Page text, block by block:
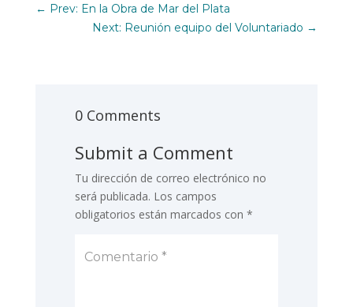
← Prev: En la Obra de Mar del Plata
Next: Reunión equipo del Voluntariado →
0 Comments
Submit a Comment
Tu dirección de correo electrónico no
será publicada. Los campos
obligatorios están marcados con *